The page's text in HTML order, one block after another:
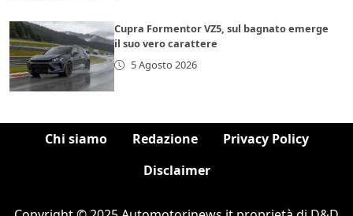
Cupra Formentor VZ5, sul bagnato emerge
il suo vero carattere
5 Agosto 2026
Chi siamo Redazione
Privacy Policy
Disclaimer